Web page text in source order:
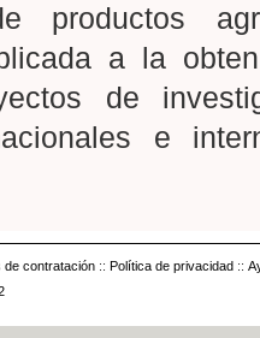
productos
a la
de
e
de contratación :: Política de privacidad ::